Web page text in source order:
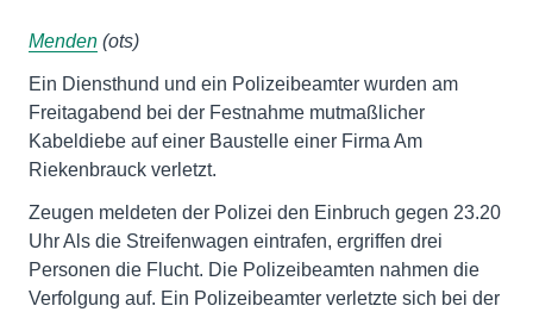
Menden (ots)
Ein Diensthund und ein Polizeibeamter wurden am
Freitagabend bei der Festnahme mutmaßlicher
Kabeldiebe auf einer Baustelle einer Firma Am
Riekenbrauck verletzt.
Zeugen meldeten der Polizei den Einbruch gegen 23.20
Uhr Als die Streifenwagen eintrafen, ergriffen drei
Personen die Flucht. Die Polizeibeamten nahmen die
Verfolgung auf. Ein Polizeibeamter verletzte sich bei der